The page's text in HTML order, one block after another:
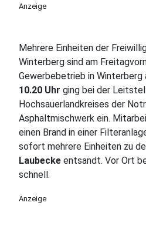
Anzeige
Mehrere Einheiten der
Winterberg sind am
Gewerbebetrieb in Winterberg
10.20 Uhr ging bei der
Hochsauerlandkreises der
Asphaltmischwerk ein.
einen Brand in einer
sofort mehrere Einheiten zu
Laubecke entsandt. Vor Ort
schnell.
Anzeige